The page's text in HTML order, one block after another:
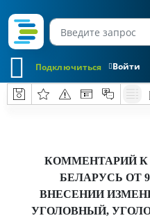
Войти
Подключиться
КОММЕНТАРИЙ К
БЕЛАРУСЬ ОТ
ВНЕСЕНИИ
УГОЛОВНЫЙ,